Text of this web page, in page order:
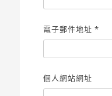
電子郵件地址*
個人網站網址